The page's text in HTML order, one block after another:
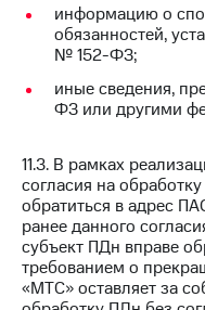
информацию о
обязанностей,
№ 152-ФЗ;
иные сведения,
ФЗ или другими
11.3. В рамках
согласия на
обратиться в адрес
ранее данного
субъект ПДн вправе
требованием о
«МТС» оставляет за